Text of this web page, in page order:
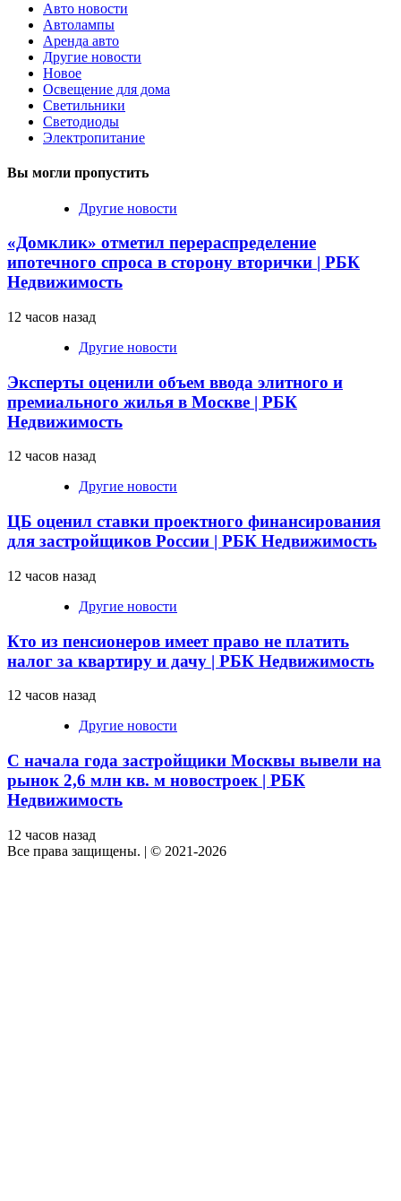
Авто новости
Автолампы
Аренда авто
Другие новости
Новое
Освещение для дома
Светильники
Светодиоды
Электропитание
Вы могли пропустить
Другие новости
«Домклик» отметил перераспределение
ипотечного спроса в сторону вторички | РБК
Недвижимость
12 часов назад
Другие новости
Эксперты оценили объем ввода элитного и
премиального жилья в Москве | РБК
Недвижимость
12 часов назад
Другие новости
ЦБ оценил ставки проектного финансирования
для застройщиков России | РБК Недвижимость
12 часов назад
Другие новости
Кто из пенсионеров имеет право не платить
налог за квартиру и дачу | РБК Недвижимость
12 часов назад
Другие новости
С начала года застройщики Москвы вывели на
рынок 2,6 млн кв. м новостроек | РБК
Недвижимость
12 часов назад
Все права защищены. | © 2021-2026